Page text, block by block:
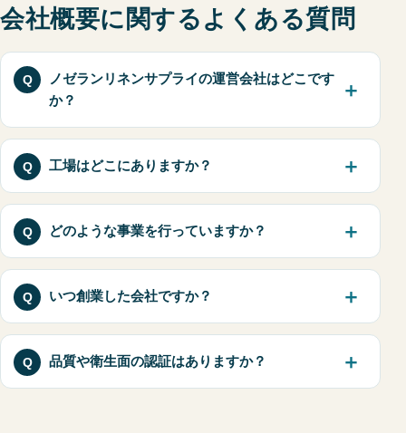
会社概要に関するよくある質問
ノゼランリネンサプライの運営会社はどこです
か？
工場はどこにありますか？
どのような事業を行っていますか？
いつ創業した会社ですか？
品質や衛生面の認証はありますか？